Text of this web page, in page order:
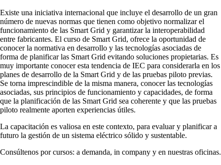
Existe una iniciativa internacional que incluye el desarrollo de un gran
número de nuevas normas que tienen como objetivo normalizar el
funcionamiento de las Smart Grid y garantizar la interoperabilidad
entre fabricantes. El curso de Smart Grid, ofrece la oportunidad de
conocer la normativa en desarrollo y las tecnologías asociadas de
forma de planificar las Smart Grid evitando soluciones propietarias. Es
muy importante conocer esta tendencia de IEC para considerarla en los
planes de desarrollo de la Smart Grid y de las pruebas piloto previas.
Se torna imprescindible de la misma manera, conocer las tecnologías
asociadas, sus principios de funcionamiento y capacidades, de forma
que la planificación de las Smart Grid sea coherente y que las pruebas
piloto realmente aporten experiencias útiles.
La capacitación es valiosa en este contexto, para evaluar y planificar a
futuro la gestión de un sistema eléctrico sólido y sustentable.
Consúltenos por cursos: a demanda, in company y en nuestras oficinas.